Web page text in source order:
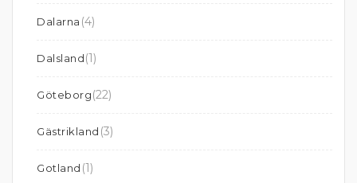
Dalarna (4)
Dalsland(1)
Göteborg(22)
Gästrikland (3)
Gotland (1)